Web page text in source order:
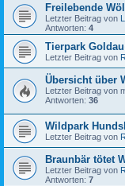
Freilebende
Letzter Beitrag von
Antworten: 4
Tierpark
Letzter Beitrag von
Übersicht über
Letzter Beitrag von
Antworten: 36
Wildpark
Letzter Beitrag von
Braunbär tötet
Letzter Beitrag von
Antworten: 7